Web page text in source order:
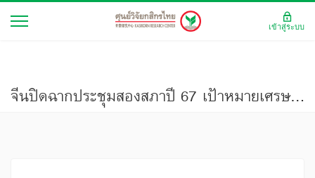
จีนปิดฉากประชุมสองสภาปี 67 เป้าหมายเศรษฐกิจไม่เปลี่ยนแปลง (มองเศรษฐกิจ ฉบับที่ 4044)
เข้าสู่ระบบ